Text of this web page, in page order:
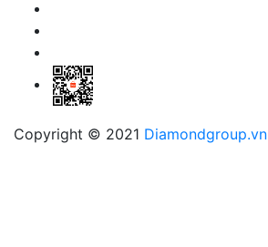
Copyright © 2021 Diamondgroup.vn